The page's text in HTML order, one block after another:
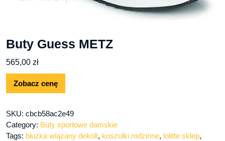
Buty Guess METZ
565,00 zł
Zobacz cenę
SKU: cbcb58ac2e49
Category: Buty sportowe damskie
Tags: bluzka wiązany dekolt, koszulki rodzinne, lolitte sklep,